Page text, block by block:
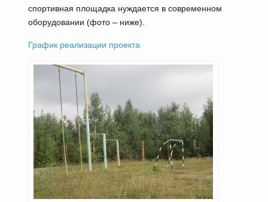
спортивная площадка нуждается в современном
оборудовании (фото – ниже).
График реализации проекта